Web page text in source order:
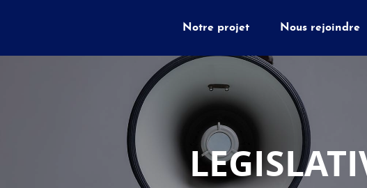
Notre projet Nous rejoindre